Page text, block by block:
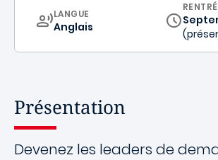
CURRICULUM
LANGUE
Anglais
Présentation
Devenez les leaders de